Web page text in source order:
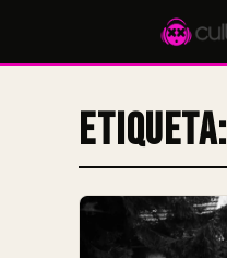
Accesos rápidos:
Etiqueta: